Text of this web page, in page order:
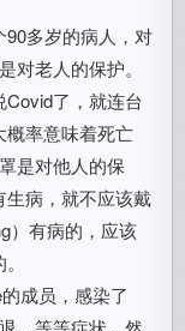
多岁的病人，对
对老人的保护。
了，就连台
概率意味着死亡
是对他人的保
病，就不应该戴
）有病的，应该
成员，感染了